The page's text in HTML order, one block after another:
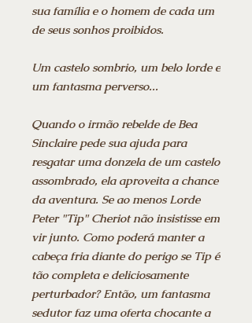
sua família e o homem de cada um
de seus sonhos proibidos.
Um castelo sombrio, um belo lorde e
um fantasma perverso...
Quando o irmão rebelde de Bea
Sinclaire pede sua ajuda para
resgatar uma donzela de um castelo
assombrado, ela aproveita a chance
da aventura. Se ao menos Lorde
Peter "Tip" Cheriot não insistisse em
vir junto. Como poderá manter a
cabeça fria diante do perigo se Tip é
tão completa e deliciosamente
perturbador? Então, um fantasma
sedutor faz uma oferta chocante a